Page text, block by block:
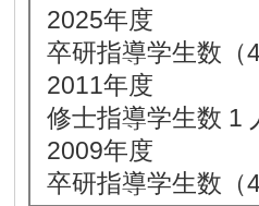
2025年度
卒研指導学生数（
2011年度
修士指導学生数 1
2009年度
卒研指導学生数（